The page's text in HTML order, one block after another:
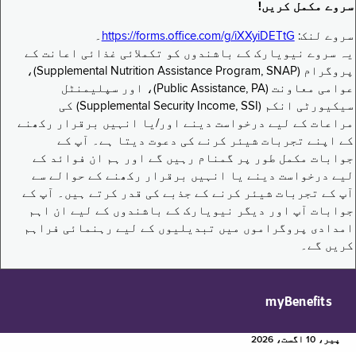
سروے مکمل کریں!
سروے لنک: https://forms.office.com/g/iXXyiDETtG ۔
یہ سروے نیویارک کے باشندوں کو تکملائی غذائی اعانت کے
پروگرام (Supplemental Nutrition Assistance Program, SNAP)،
عوامی معاونت (Public Assistance, PA)، اور سپلیمنٹل
سیکیورٹی انکم (Supplemental Security Income, SSI) کی
مراعات کے لیے درخواست دینے اور/یا انہیں برقرار رکھنے
کے اپنے تجربات شیئر کرنے کی دعوت دیتا ہے۔ آپ کے
جوابات مکمل طور پر گمنام رہیں گے اور ہم ان فوائد کے
لیے درخواست دینے یا انہیں برقرار رکھنے کے حوالے سے
آپ کے تجربات شیئر کرنے کے جذبے کی قدر کرتے ہیں۔ آپ کے
جوابات آپ اور دیگر نیویارک کے باشندوں کے لیے ان اہم
امدادی پروگراموں میں تبدیلیوں کے لیے رہنمائی فراہم
کریں گے۔
myBenefits
پیر، 10 اگست، 2026